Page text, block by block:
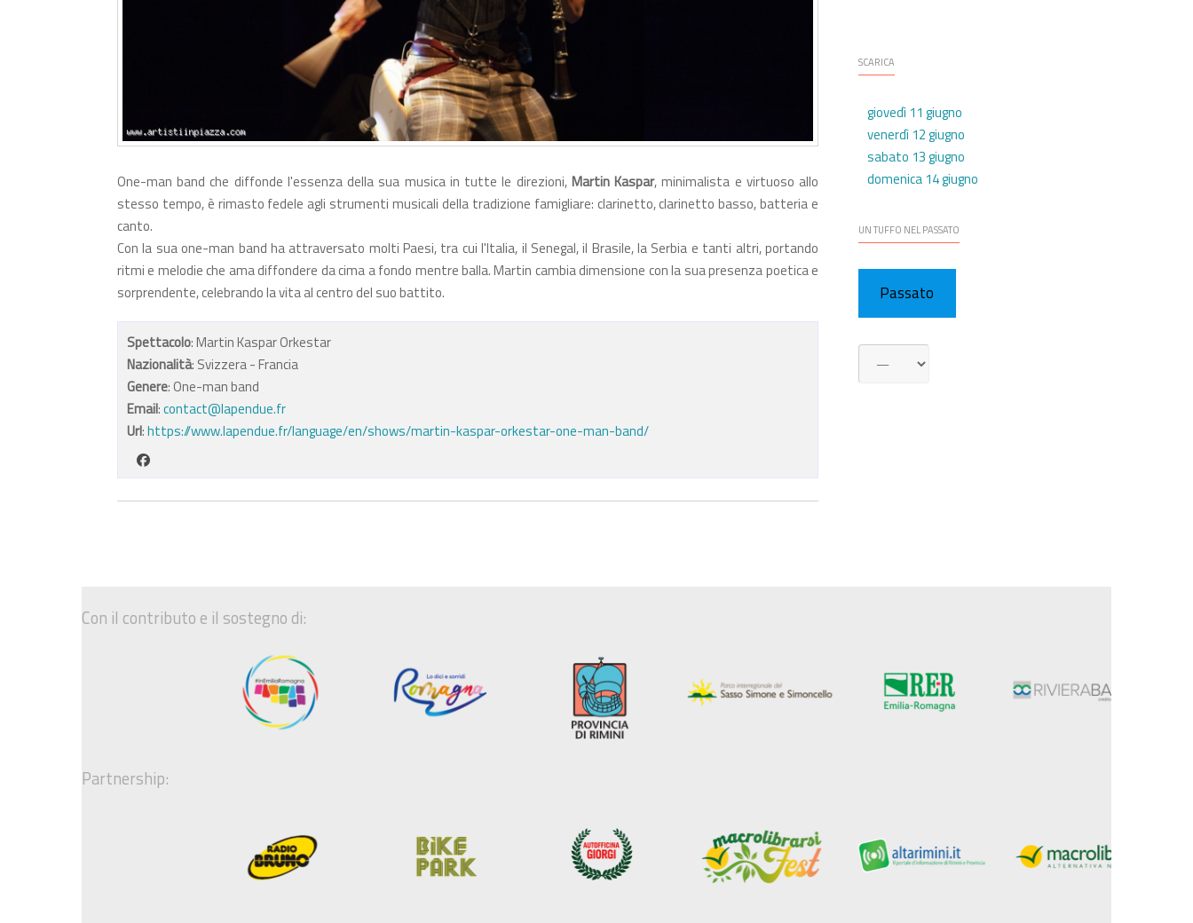
One-man band che diffonde l'essenza della sua musica in tutte le direzioni, Martin Kaspar, minimalista e virtuoso allo
stesso tempo, è rimasto fedele agli strumenti musicali della tradizione famigliare: clarinetto, clarinetto basso, batteria e
canto.
Con la sua one-man band ha attraversato molti Paesi, tra cui l'Italia, il Senegal, il Brasile, la Serbia e tanti altri, portando
ritmi e melodie che ama diffondere da cima a fondo mentre balla. Martin cambia dimensione con la sua presenza poetica e
sorprendente, celebrando la vita al centro del suo battito.
Spettacolo: Martin Kaspar Orkestar
Nazionalità: Svizzera - Francia
Genere: One-man band
Email:contact@lapendue.fr
Url:https://www.lapendue.fr/language/en/shows/martin-kaspar-orkestar-one-man-band/
SCARICA
giovedì 11 giugno
venerdì 12 giugno
sabato 13 giugno
domenica 14 giugno
UN TUFFO NEL PASSATO
Passato
Con il contributo e il sostegno di:
Partnership: